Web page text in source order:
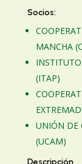
Socios:
MANCHA
(ITAP)
UNIÓN DE
(UCAM)
Descripción